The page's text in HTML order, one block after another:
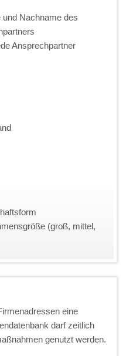
und Nachname des
Ansprechpartner
(groß, mittel,
eine
darf zeitlich
genutzt werden.